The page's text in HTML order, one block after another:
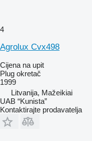
4
Agrolux Cvx498
Cijena na upit
Plug okretač
1999
Litvanija, Mažeikiai
UAB “Kunista”
Kontaktirajte prodavatelja